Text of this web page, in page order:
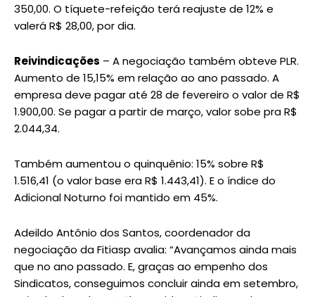
350,00. O tíquete-refeição terá reajuste de 12% e
valerá R$ 28,00, por dia.
Reivindicações – A negociação também obteve PLR.
Aumento de 15,15% em relação ao ano passado. A
empresa deve pagar até 28 de fevereiro o valor de R$
1.900,00. Se pagar a partir de março, valor sobe pra R$
2.044,34.
Também aumentou o quinquênio: 15% sobre R$
1.516,41 (o valor base era R$ 1.443,41). E o índice do
Adicional Noturno foi mantido em 45%.
Adeildo Antônio dos Santos, coordenador da
negociação da Fitiasp avalia: “Avançamos ainda mais
que no ano passado. E, graças ao empenho dos
Sindicatos, conseguimos concluir ainda em setembro,